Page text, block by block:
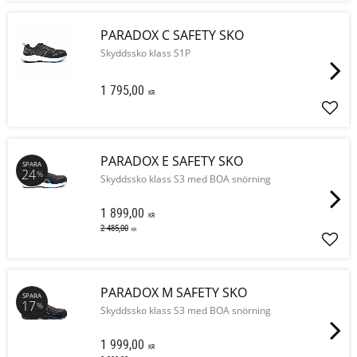
PARADOX C SAFETY SKO
Skyddssko klass S1P
1 795,00 KR
PARADOX E SAFETY SKO
Skyddssko klass S3 med BOA snörning
1 899,00 KR
2 485,00 KR
SPARA
24%
PARADOX M SAFETY SKO
Skyddssko klass S3 med BOA snörning
1 999,00 KR
SPARA
17%